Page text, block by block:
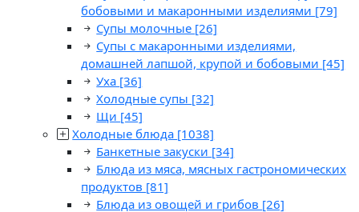
бобовыми и макаронными изделиями [79]
Супы молочные [26]
Супы с макаронными изделиями,
домашней лапшой, крупой и бобовыми [45]
Уха [36]
Холодные супы [32]
Щи [45]
Холодные блюда [1038]
Банкетные закуски [34]
Блюда из мяса, мясных гастрономических
продуктов [81]
Блюда из овощей и грибов [26]